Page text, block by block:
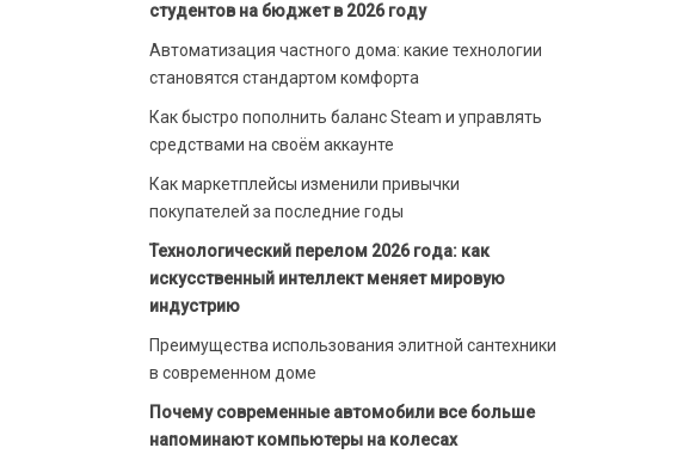
студентов на бюджет в 2026 году
Автоматизация частного дома: какие технологии
становятся стандартом комфорта
Как быстро пополнить баланс Steam и управлять
средствами на своём аккаунте
Как маркетплейсы изменили привычки
покупателей за последние годы
Технологический перелом 2026 года: как
искусственный интеллект меняет мировую
индустрию
Преимущества использования элитной сантехники
в современном доме
Почему современные автомобили все больше
напоминают компьютеры на колесах